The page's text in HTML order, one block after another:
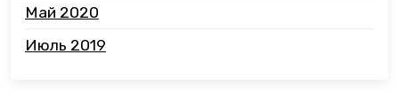
Май 2020
Июль 2019